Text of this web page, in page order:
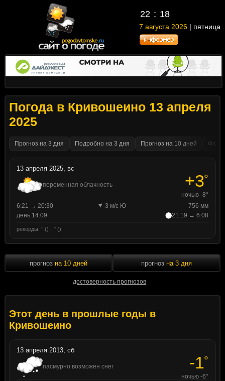
22 : 18
7 августа 2026 | пятница
Погода в Кривошеино 13 апреля
2025
Прогноз на 3 дня Подробно на 3 дня Прогноз на 10 дней
13 апреля 2025, вс
переменная облачность +3°
ночью -8°
6:21 → 20:30
3 м/с Ю
756 мм
день 14:09
21:19 → 6:08
рекорды: ° () · ° ()
прогноз на 10 дней
достоверность прогнозов
прогноз на 3 дня
Этот день в прошлые годы в
Кривошеино
13 апреля 2013, сб
пасмурно возможен снег -1°
ночью -6°